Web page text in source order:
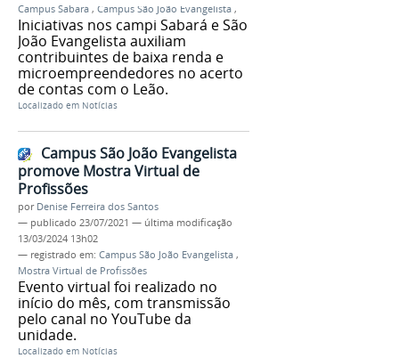
Campus Sabará , Campus São João Evangelista ,
Iniciativas nos campi Sabará e São
João Evangelista auxiliam
contribuintes de baixa renda e
microempreendedores no acerto
de contas com o Leão.
Localizado em Notícias
Campus São João Evangelista
promove Mostra Virtual de
Profissões
por Denise Ferreira dos Santos
— publicado 23/07/2021 — última modificação
13/03/2024 13h02
— registrado em: Campus São João Evangelista ,
Mostra Virtual de Profissões
Evento virtual foi realizado no
início do mês, com transmissão
pelo canal no YouTube da
unidade.
Localizado em Notícias